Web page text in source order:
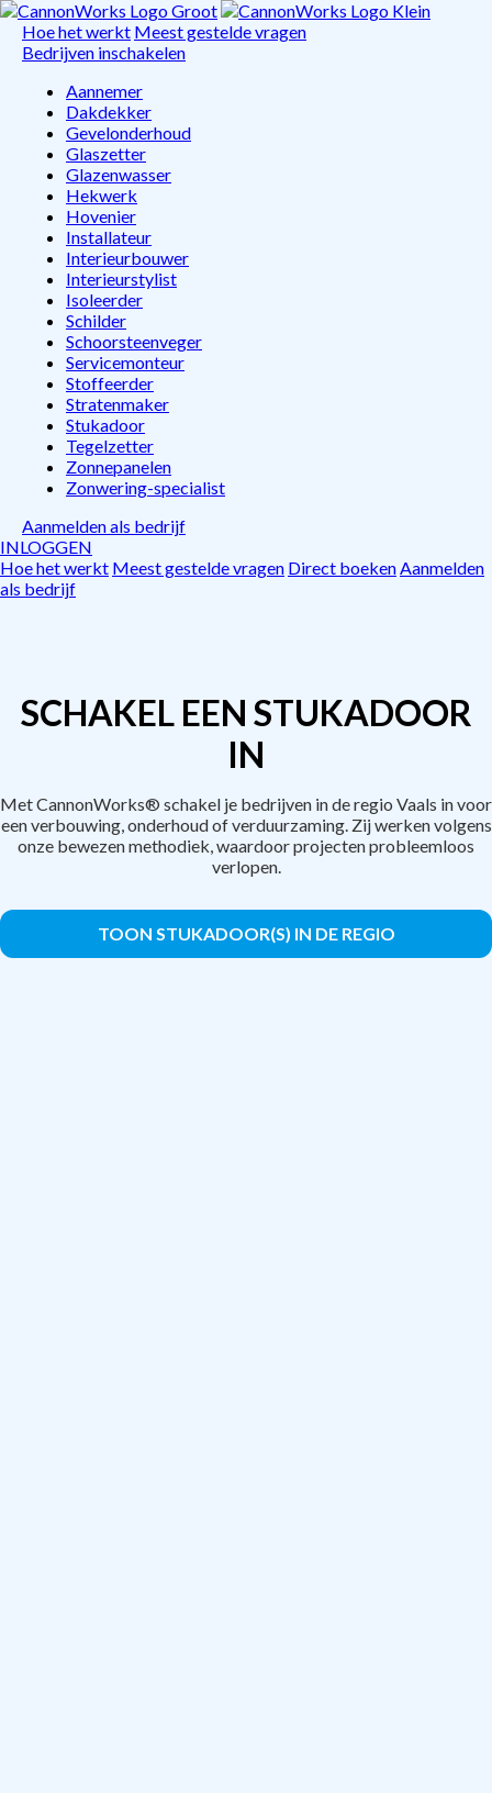
Hoe het werkt Meest gestelde vragen
Bedrijven inschakelen
Aannemer
Dakdekker
Gevelonderhoud
Glaszetter
Glazenwasser
Hekwerk
Hovenier
Installateur
Interieurbouwer
Interieurstylist
Isoleerder
Schilder
Schoorsteenveger
Servicemonteur
Stoffeerder
Stratenmaker
Stukadoor
Tegelzetter
Zonnepanelen
Zonwering-specialist
Aanmelden als bedrijf
INLOGGEN
Hoe het werkt Meest gestelde vragen Direct boekenAanmelden
als bedrijf
SCHAKEL EEN STUKADOOR
IN
Met CannonWorks® schakel je bedrijven in de regio Vaals in voor
een verbouwing, onderhoud of verduurzaming. Zij werken volgens
onze bewezen methodiek, waardoor projecten probleemloos
verlopen.
TOON STUKADOOR(S) IN DE REGIO